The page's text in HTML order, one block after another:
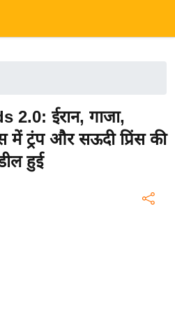
ईरान, गाजा,
में ट्रंप और सऊदी प्रिंस की
हुई